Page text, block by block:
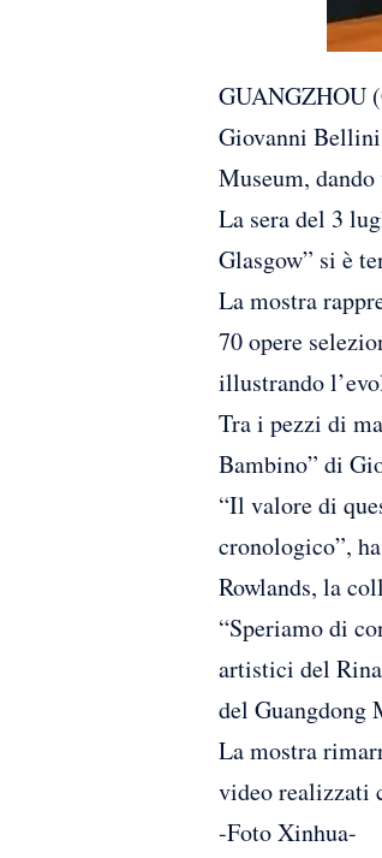
GUANGZHOU
Giovanni
Museum,
La sera del 3
Glasgow” si è
La mostra
70 opere
illustrando
Tra i pezzi di
Bambino” di
“Il valore di
cronologico”,
Rowlands, la
“Speriamo di
artistici del
del Guangdong
La mostra
video realizzati
-Foto Xinhua-